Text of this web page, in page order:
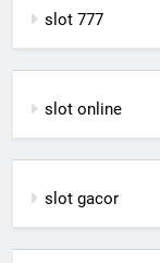
slot 777
slot online
slot gacor